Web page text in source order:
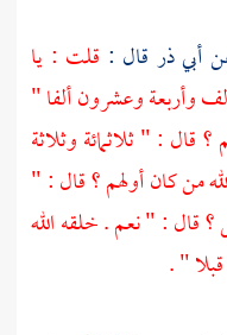
أبي ذر قال : قلت : يا
وأربعة وعشرون ألفا "
: " ثلاثمائة وثلاثة
من كان أولهم ؟ قال : "
قال : " نعم . خلقه الله
" .